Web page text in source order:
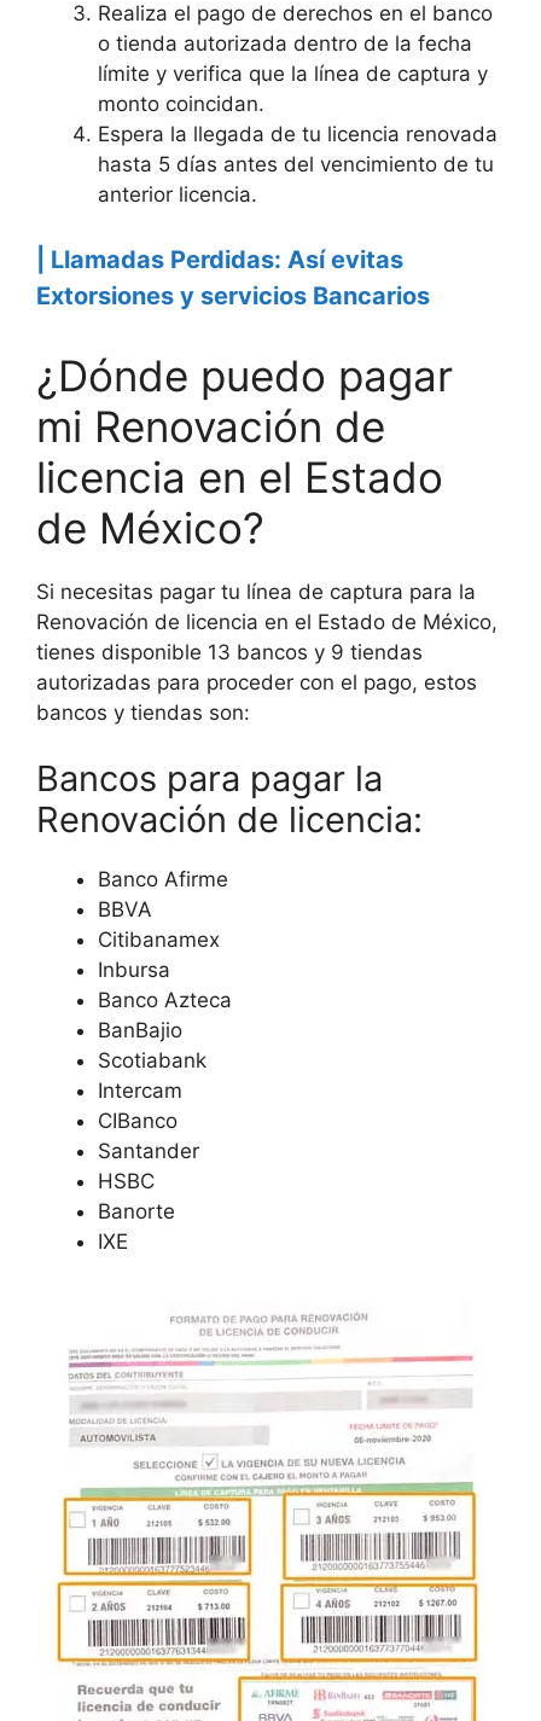
Realiza el pago de derechos en el banco
o tienda autorizada dentro de la fecha
límite y verifica que la línea de captura y
monto coincidan.
Espera la llegada de tu licencia renovada
hasta 5 días antes del vencimiento de tu
anterior licencia.
| Llamadas Perdidas: Así evitas
Extorsiones y servicios Bancarios
¿Dónde puedo pagar
mi Renovación de
licencia en el Estado
de México?
Si necesitas pagar tu línea de captura para la
Renovación de licencia en el Estado de México,
tienes disponible 13 bancos y 9 tiendas
autorizadas para proceder con el pago, estos
bancos y tiendas son:
Bancos para pagar la
Renovación de licencia:
Banco Afirme
BBVA
Citibanamex
Inbursa
Banco Azteca
BanBajio
Scotiabank
Intercam
CIBanco
Santander
HSBC
Banorte
IXE